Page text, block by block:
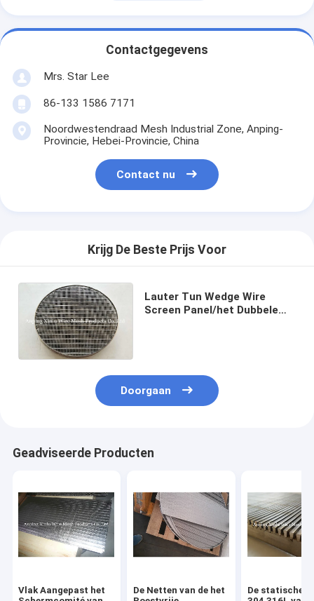
Contactgegevens
Mrs. Star Lee
86-133 1586 7171
Noordwestendraad Mesh Industrial Zone, Anping-
Provincie, Hebei-Provincie, China
Contact nu
Krijg De Beste Prijs Voor
Lauter Tun Wedge Wire
Screen Panel/het Dubbele
Doorgaan
Geadviseerde Producten
Vlak Aangepast het
De Netten van de het
De statische